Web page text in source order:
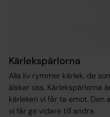
Kärlekspärlorna
Alla liv rymmer kärlek, de
älskar oss. Kärlekspärlorna
kärleken vi får ta emot. Den
vi får ge vidare till andra.